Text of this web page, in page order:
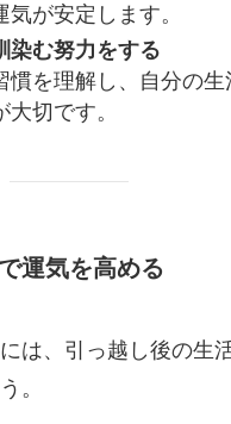
が安定します。
染む努力をする
慣を理解し、自分の生
切です。
運気を高める
は、引っ越し後の生
。